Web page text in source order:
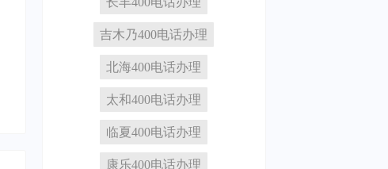
吉木乃400电话办理
北海400电话办理
太和400电话办理
临夏400电话办理
康乐400电话办理